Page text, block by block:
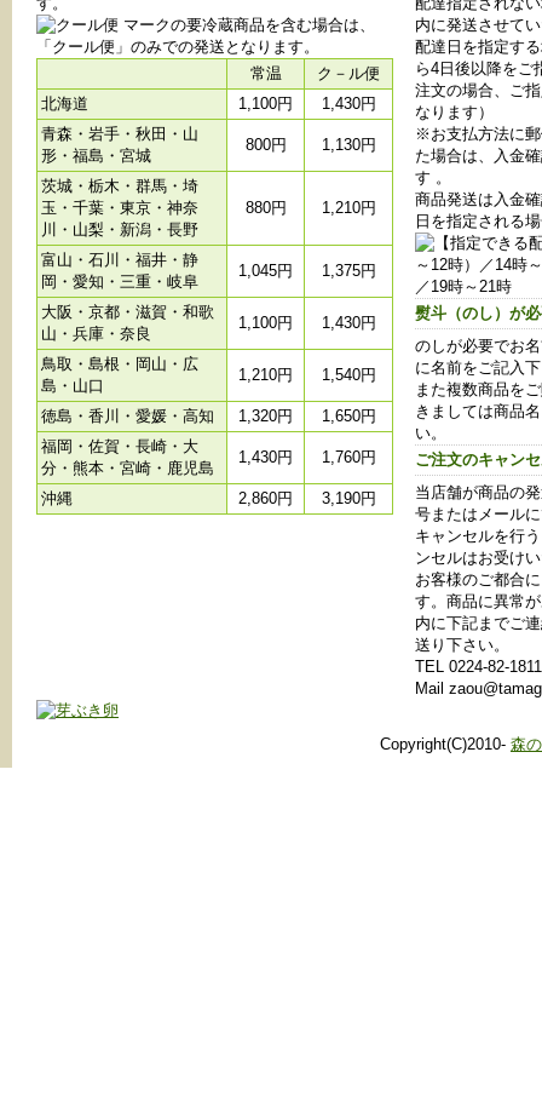
マークの要冷蔵商品を含む場合は、
「クール便」のみでの発送となります。
常温
ク－ル便
北海道
1,100円
1,430円
青森・岩手・秋田・山
形・福島・宮城
800円 1,130円
茨城・栃木・群馬・埼
玉・千葉・東京・神奈
川・山梨・新潟・長野
880円 1,210円
富山・石川・福井・静
岡・愛知・三重・岐阜
1,045円 1,375円
大阪・京都・滋賀・和歌
山・兵庫・奈良
1,100円 1,430円
鳥取・島根・岡山・広
島・山口
1,210円 1,540円
徳島・香川・愛媛・高知 1,320円
1,650円
福岡・佐賀・長崎・大
分・熊本・宮崎・鹿児島
1,430円 1,760円
沖縄 2,860円 3,190円
内に発送させて
配達日を指定す
ら4日後以降をご
注文の場合、ご
なります）
※お支払方法に
た場合は、入金
す 。
商品発送は入金
日を指定される
熨斗（のし）が
のしが必要でお
に名前をご記入
また複数商品を
きましては商品
い。
ご注文のキャン
当店舗が商品の
号またはメール
キャンセルを行
ンセルはお受け
お客様のご都合
す。商品に異常
内に下記までご
送り下さい。
TEL 0224-82-
Mail
Copyright(C)2010- 森